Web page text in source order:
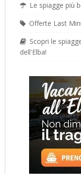
Le spiagge più
Offerte Last
Scopri le
dell'Elba!